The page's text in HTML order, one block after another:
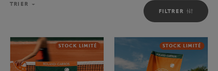
FILTRER
TRIER
STOCK LIMITÉ STOCK LIMITÉ